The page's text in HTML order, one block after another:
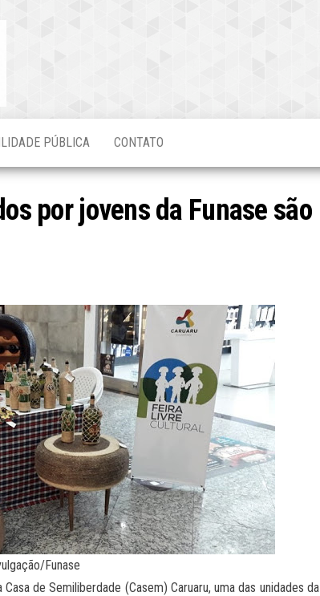
PÚBLICA CONTATO
por jovens da Funase são
Funase
de Semiliberdade (Casem) Caruaru, uma das unidades da